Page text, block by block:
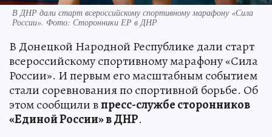
В ДНР дали старт всероссийскому спортивному марафону «Сила
России». Фото: Сторонники ЕР в ДНР
В Донецкой Народной Республике дали старт
всероссийскому спортивному марафону «Сила
России». И первым его масштабным событием
стали соревнования по спортивной борьбе. Об
этом сообщили впресс-службе сторонников
«Единой России» в ДНР.